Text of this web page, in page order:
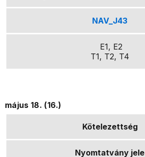
NAV_J43
E1, E2
T1, T2, T4
május 18. (16.)
Kötelezettség
Nyomtatvány jele